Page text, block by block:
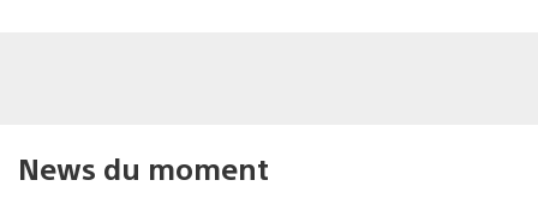
News du moment